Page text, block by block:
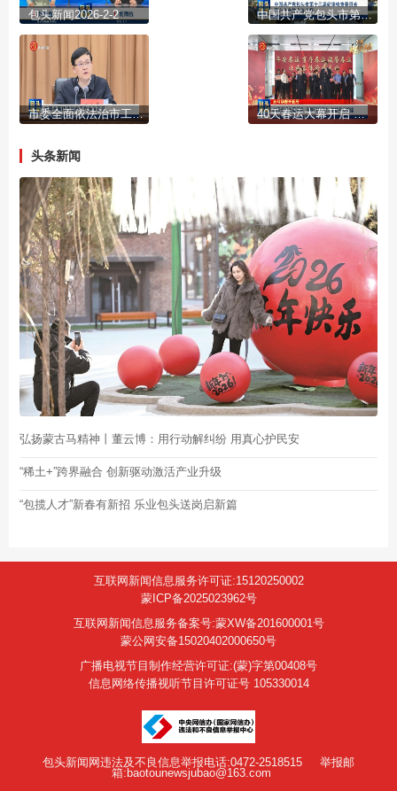
包头新闻2026-2-2 中国共产党包头市第十三届纪律检查委员会第六次全体会议公报
市委全面依法治市工作会议召开 40天春运大幕开启 多部门齐发力 护航平安旅途
头条新闻
弘扬蒙古马精神丨董云博：用行动解纠纷 用真心护民安
“稀土+”跨界融合 创新驱动激活产业升级
“包揽人才”新春有新招 乐业包头送岗启新篇
互联网新闻信息服务许可证:15120250002
蒙ICP备2025023962号
互联网新闻信息服务备案号:蒙XW备201600001号
蒙公网安备15020402000650号
广播电视节目制作经营许可证:(蒙)字第00408号
信息网络传播视听节目许可证号 105330014
包头新闻网违法及不良信息举报电话:0472-2518515
举报邮
箱:baotounewsjubao@163.com